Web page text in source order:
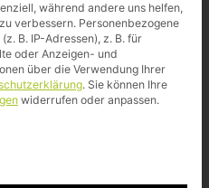
während andere uns helfen,
verbessern. Personenbezogene
B. IP-Adressen), z. B. für
oder Anzeigen- und
über die Verwendung Ihrer
. Sie können Ihre
widerrufen oder anpassen.
Gruppen, für die eine